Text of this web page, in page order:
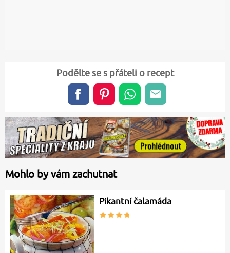
Podělte se s přáteli o recept
Mohlo by vám zachutnat
Pikantní čalamáda